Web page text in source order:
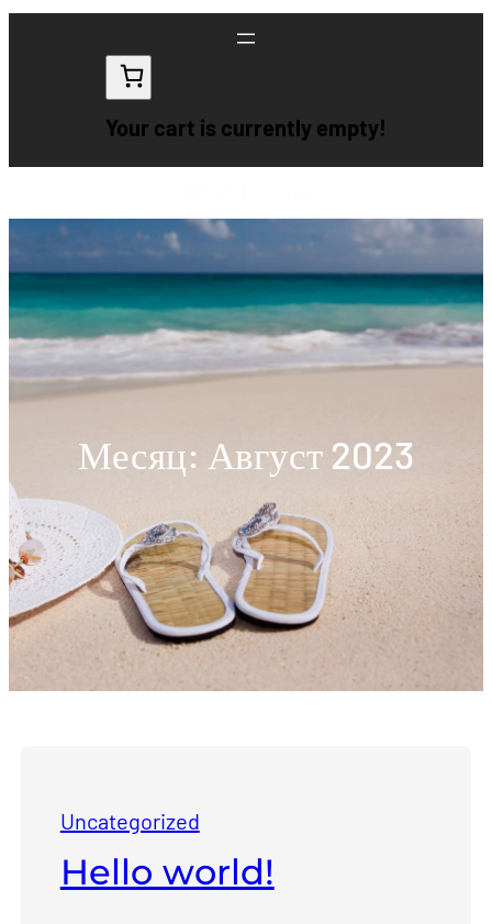
содержимому
Your cart is currently empty!
Месяц: Август 2023
Uncategorized
Hello world!